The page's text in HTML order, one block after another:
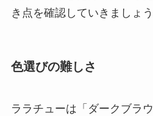
き点を確認していきましょう
色選びの難しさ
ララチューは「ダークブラ